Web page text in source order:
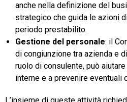
anche nella definizione del
strategico che guida le azioni
periodo prestabilito.
Gestione del personale: il
di congiunzione tra azienda e
ruolo di consulente, può
interne e a prevenire eventuali